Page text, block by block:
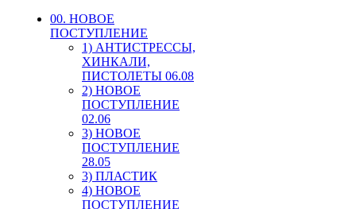
00. HОВОЕ
ПОСТУПЛЕНИЕ
1) АНТИСТРЕССЫ,
ХИНКАЛИ,
ПИСТОЛЕТЫ 06.08
2) НОВОЕ
ПОСТУПЛЕНИЕ
02.06
3) НОВОЕ
ПОСТУПЛЕНИЕ
28.05
3) ПЛАСТИК
4) НОВОЕ
ПОСТУПЛЕНИЕ